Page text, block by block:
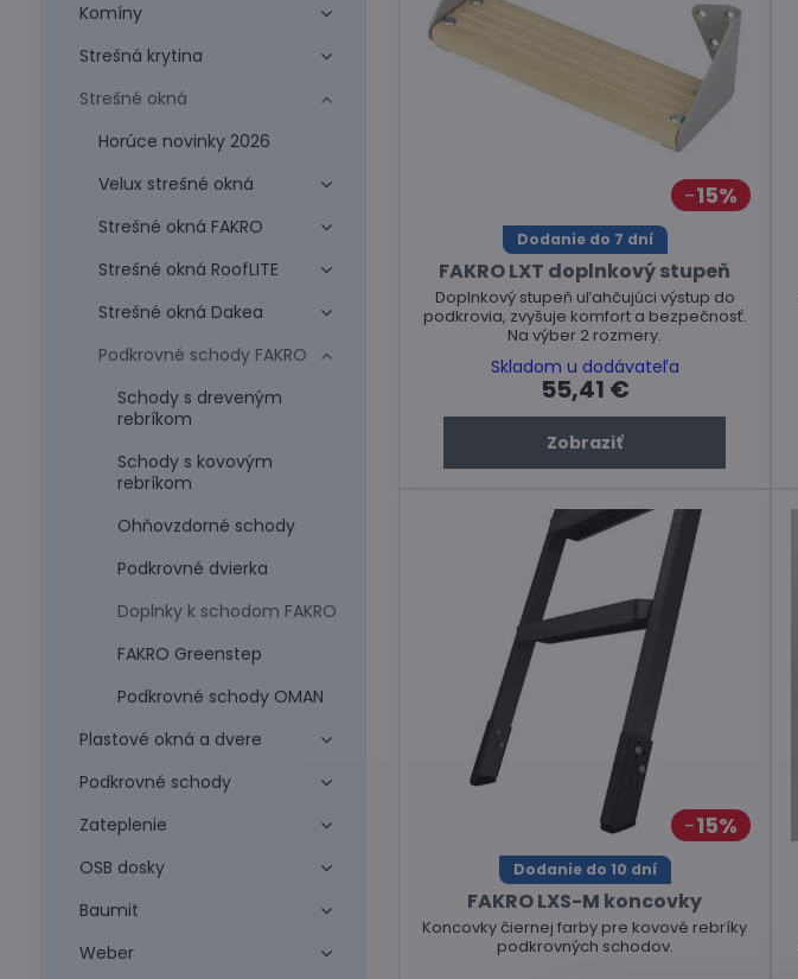
15%
Dodanie do 7 dní
FAKRO LXT doplnkový stupeň
Doplnkový stupeň uľahčujúci výstup do
podkrovia, zvyšuje komfort a bezpečnosť.
Na výber 2 rozmery.
Skladom u dodávateľa
55,41 €
Zobraziť
15%
Dodanie do 10 dní
FAKRO LXS-M koncovky
Koncovky čiernej farby pre kovové rebríky
podkrovných schodov.
Komíny
Strešná krytina
Strešné okná
Horúce novinky 2026
Velux strešné okná
Strešné okná FAKRO
Strešné okná RoofLITE
Strešné okná Dakea
Podkrovné schody FAKRO
Schody s dreveným
rebríkom
Schody s kovovým
rebríkom
Ohňovzdorné schody
Podkrovné dvierka
Doplnky k schodom FAKRO
FAKRO Greenstep
Podkrovné schody OMAN
Plastové okná a dvere
Podkrovné schody
Zateplenie
OSB dosky
Baumit
Weber